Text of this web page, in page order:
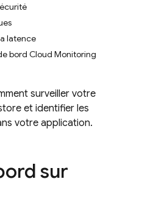
latence
bord Cloud Monitoring
surveiller votre
et identifier les
votre application.
sur